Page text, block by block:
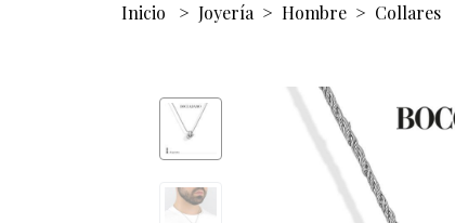
Inicio > Joyería > Hombre > Collares